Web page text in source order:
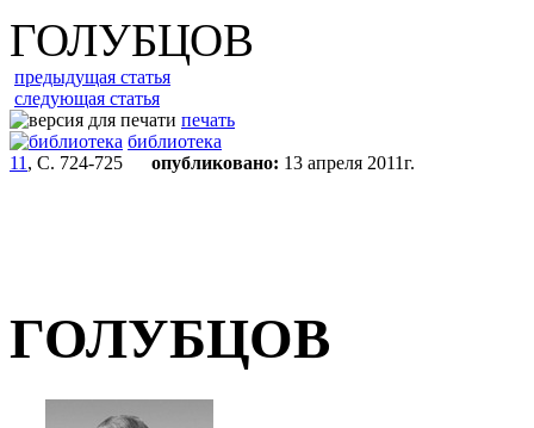
ГОЛУБЦОВ
предыдущая статья
следующая статья
печать
библиотека
11 , С. 724-725 опубликовано: 13 апреля 2011г.
ГОЛУБЦОВ